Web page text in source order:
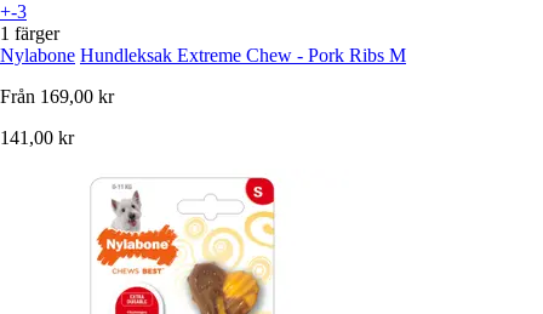
+-3
1 färger
Nylabone Hundleksak Extreme Chew - Pork Ribs M
Från 169,00 kr
141,00 kr